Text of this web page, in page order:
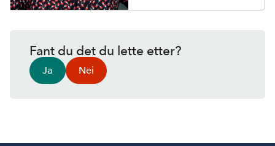
Fant du det du lette etter?
Ja Nei